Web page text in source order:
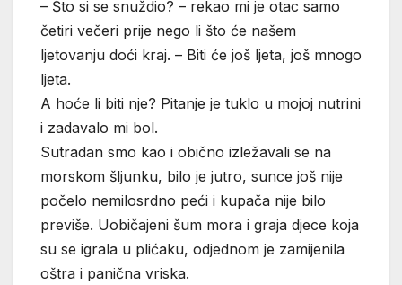
– Što si se snuždio? – rekao mi je otac samo
četiri večeri prije nego li što će našem
ljetovanju doći kraj. – Biti će još ljeta, još mnogo
ljeta.
A hoće li biti nje? Pitanje je tuklo u mojoj nutrini
i zadavalo mi bol.
Sutradan smo kao i obično izležavali se na
morskom šljunku, bilo je jutro, sunce još nije
počelo nemilosrdno peći i kupača nije bilo
previše. Uobičajeni šum mora i graja djece koja
su se igrala u plićaku, odjednom je zamijenila
oštra i panična vriska.